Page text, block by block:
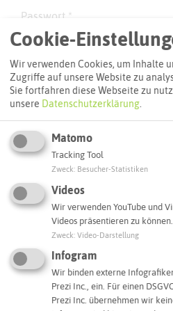
Passwort *
Passwort wiederholen
Einwilligung zur
Datenschutzbestimmungen
Cookie-
Wir verwenden Cookies, um Inhalte
Zugriffe auf unsere Website zu
Sie fortfahren diese Webseite zu
unsere Datenschutzerklärung
Matomo
Tracking Tool
Zweck: Besucher-Statistiken
Videos
Wir verwenden YouTube und
Videos präsentieren zu können.
Zweck: Video-Darstellung
Infogram
Wir binden externe
Prezi Inc., ein. Für einen
Prezi Inc. übernehmen wir